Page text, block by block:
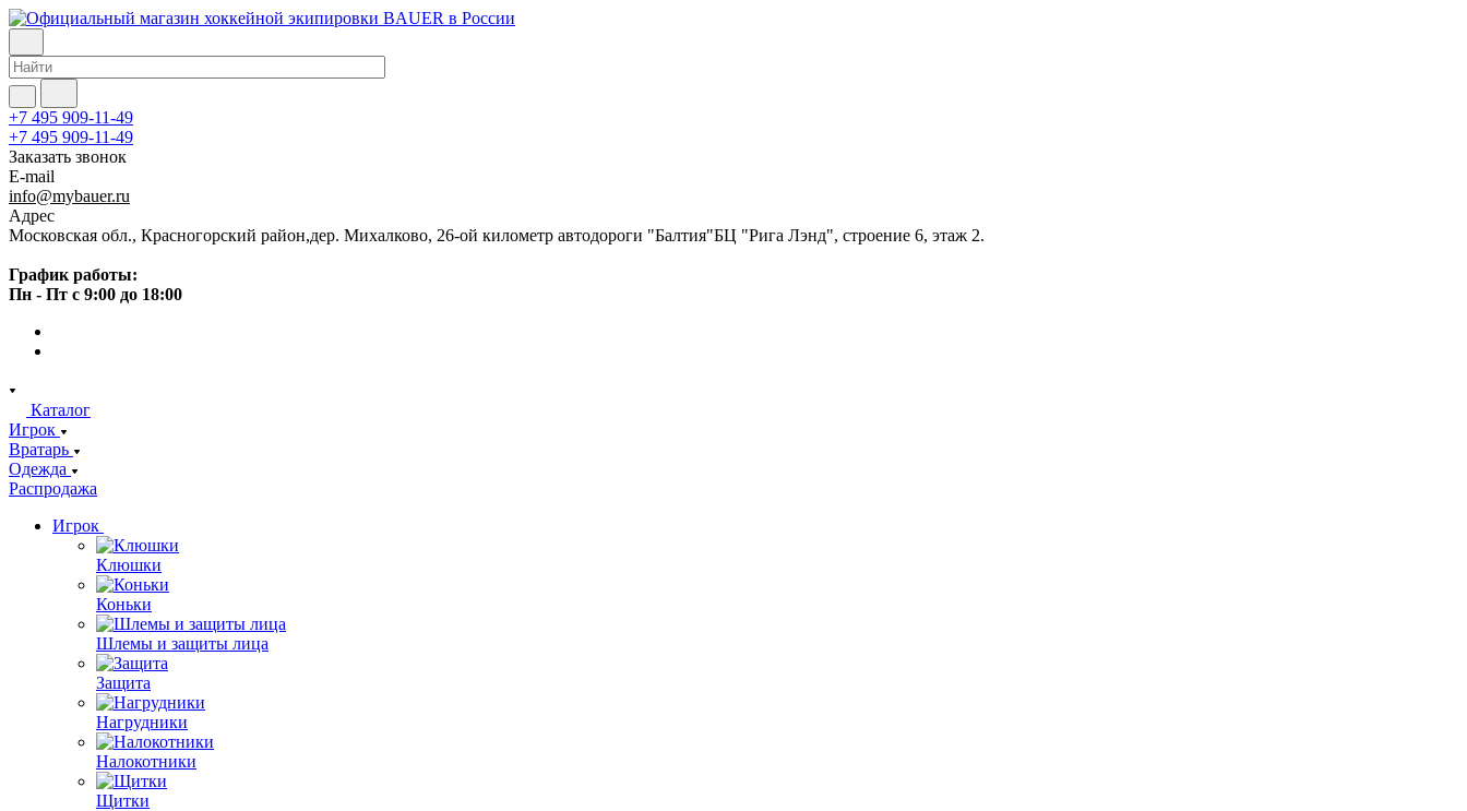
+7 495 909-11-49
+7 495 909-11-49
Заказать звонок
E-mail
info@mybauer.ru
Адрес
Московская обл., Красногорский район,дер. Михалково, 26-ой километр автодороги "Балтия"БЦ "Рига Лэнд", строение 6, этаж 2.
График работы:
Пн - Пт с 9:00 до 18:00
Каталог
Игрок
Вратарь
Одежда
Распродажа
Игрок
Клюшки
Коньки
Шлемы и защиты лица
Защита
Нагрудники
Налокотники
Щитки